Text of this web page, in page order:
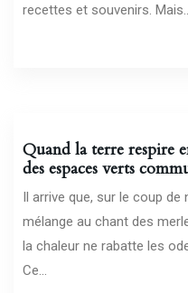
recettes et souvenirs.
Quand la terre respire
des espaces verts
Il arrive que, sur le coup
mélange au chant des
la chaleur ne rabatte les
Ce...